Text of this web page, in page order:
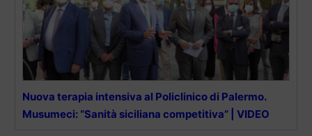
Nuova terapia intensiva al Policlinico di Palermo.
Musumeci: “Sanità siciliana competitiva” | VIDEO